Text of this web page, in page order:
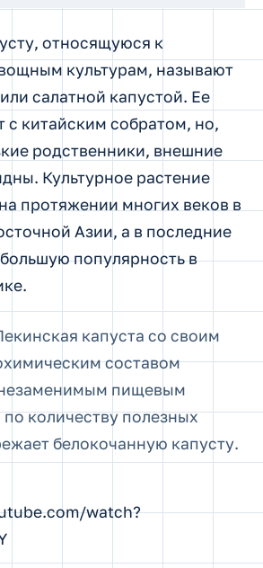
относящуюся к
культурам, называют
салатной капустой. Ее
с китайским собратом, но,
родственники, внешние
Культурное растение
протяжении многих веков в
Азии, а в последние
популярность в
капуста со своим
составом
пищевым
количеству полезных
белокочанную капусту.
watch?